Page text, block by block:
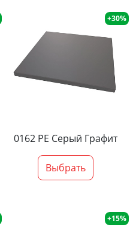
+30%
0162 PE Серый Графит
Выбрать
+15%